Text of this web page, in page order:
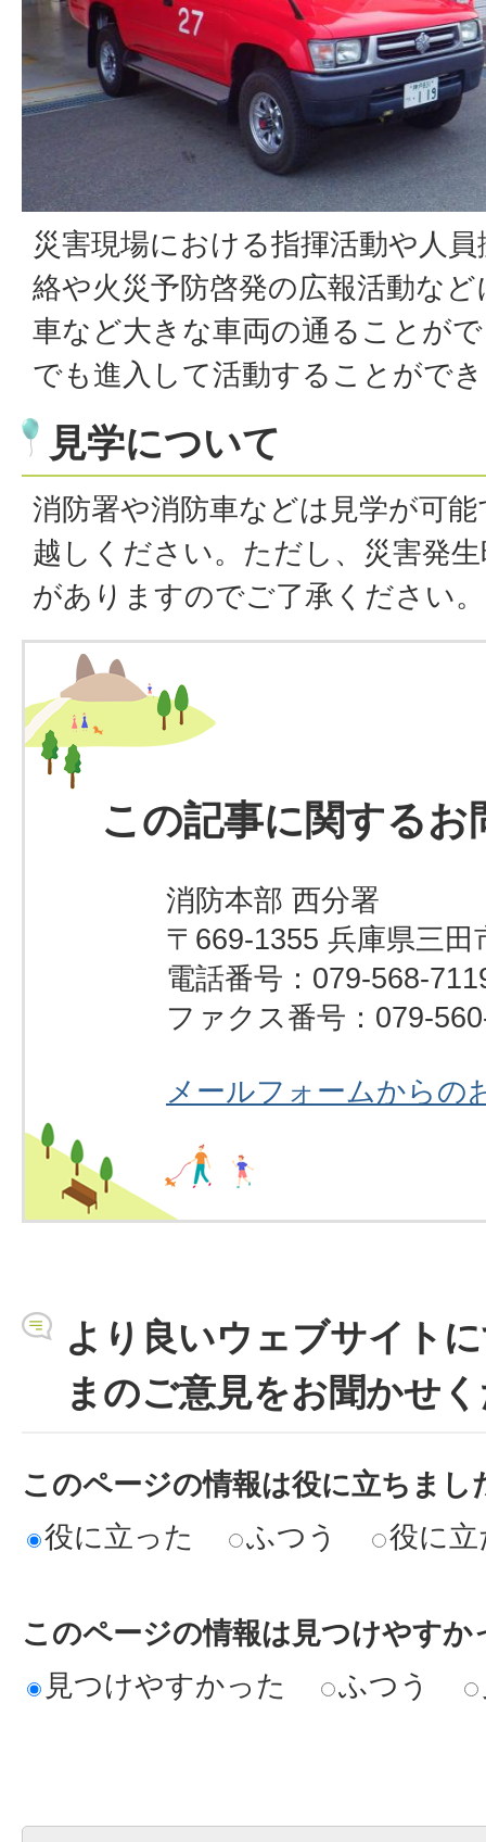
災害現場における指揮活動や人
絡や火災予防啓発の広報活動な
車など大きな車両の通ることが
でも進入して活動することがで
見学について
消防署や消防車などは見学が可
越しください。ただし、災害発
がありますのでご了承ください。
この記事に関するお
消防本部 西分署
〒669-1355 兵庫県三田
電話番号：079-568-
ファクス番号：079-
メールフォームからの
より良いウェブサイト
まのご意見をお聞かせ
このページの情報は役に立ちまし
役に立った
ふつう 役に
このページの情報は見つけやすか
見つけやすかった
ふつう